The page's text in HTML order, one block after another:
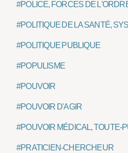
#POLICE, FORCES DE
#POLITIQUE DE LA SANTÉ,
#POLITIQUE PUBLIQUE
#POPULISME
#POUVOIR
#POUVOIR D'AGIR
#POUVOIR MÉDICAL, TOUTE-
#PRATICIEN-CHERCHEUR